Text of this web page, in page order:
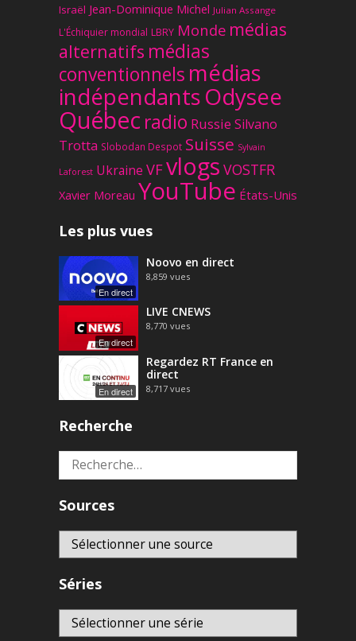
Israël Jean-Dominique Michel Julian Assange
L'Échiquier mondial LBRY Monde médias
alternatifs médias
conventionnels médias
indépendantsOdysee
Québec radio Russie Silvano
Trotta Slobodan Despot Suisse Sylvain
Laforest Ukraine VFvlogs VOSTFR
Xavier Moreau YouTube États-Unis
Les plus vues
En direct
Noovo en direct
8,859 vues
En direct
LIVE CNEWS
8,770 vues
En direct
Regardez RT France en
direct
8,717 vues
Recherche
Rechercher :
Sources
Séries